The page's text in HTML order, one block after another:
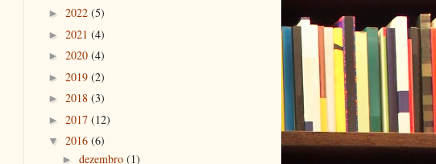
► 2022 (5)
► 2021 (4)
► 2020 (4)
► 2019 (2)
► 2018 (3)
► 2017 (12)
▼ 2016 (6)
► dezembro (1)